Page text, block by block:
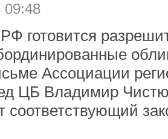
09:48
готовится
Ассоциации
ЦБ Владимир
соответствующий